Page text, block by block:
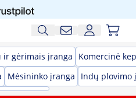
gėrimais įranga
Komercinė
Mėsininko įranga Indų plovimo